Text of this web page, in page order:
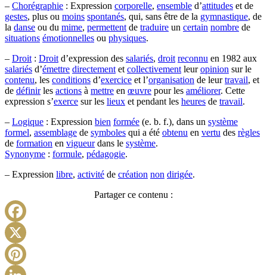
– Chorégraphie : Expression corporelle, ensemble d’attitudes et de
gestes, plus ou moins spontanés, qui, sans être de la gymnastique, de
la danse ou du mime, permettent de traduire un certain nombre de
situations émotionnelles ou physiques.
– Droit : Droit d’expression des salariés, droit reconnu en 1982 aux
salariés d’émettre directement et collectivement leuropinion sur le
contenu, les conditions d’exercice et l’organisation de leurtravail, et
de définirles actions à mettre en œuvre pour les améliorer. Cette
expression s’exerce sur les lieux et pendant les heures de travail.
– Logique : Expression bien formée (e. b. f.), dans un système
formel, assemblage de symboles qui a été obtenu en vertu des règles
de formation en vigueurdans le système.
Synonyme : formule, pédagogie.
– Expression libre, activité de création non dirigée.
Partager ce contenu :